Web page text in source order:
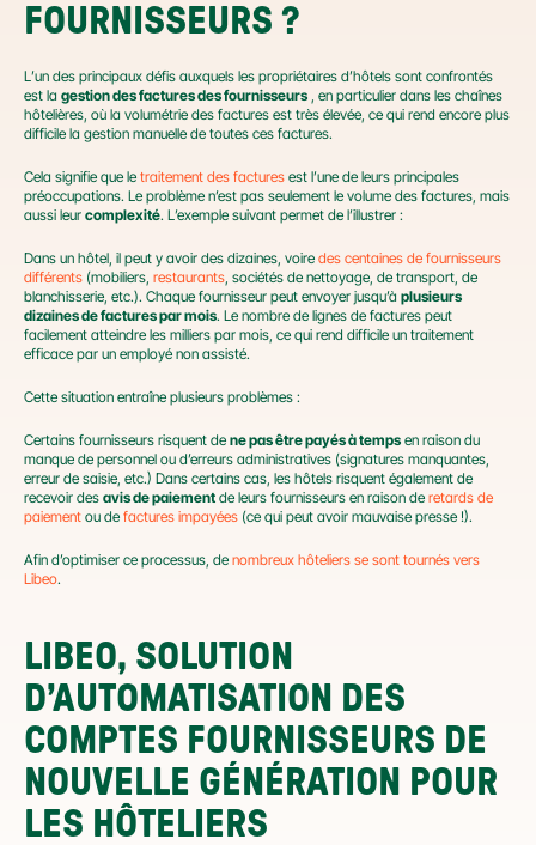
FOURNISSEURS ?
L’un des principaux défis auxquels les propriétaires d’hôtels sont confrontés
est la gestion des factures des fournisseurs , en particulier dans les chaînes
hôtelières, où la volumétrie des factures est très élevée, ce qui rend encore plus
difficile la gestion manuelle de toutes ces factures.
Cela signifie que le traitement des factures est l’une de leurs principales
préoccupations. Le problème n’est pas seulement le volume des factures, mais
aussi leur complexité. L’exemple suivant permet de l’illustrer :
Dans un hôtel, il peut y avoir des dizaines, voire des centaines de fournisseurs
différents (mobiliers, restaurants, sociétés de nettoyage, de transport, de
blanchisserie, etc.). Chaque fournisseur peut envoyer jusqu’à plusieurs
dizaines de factures par mois. Le nombre de lignes de factures peut
facilement atteindre les milliers par mois, ce qui rend difficile un traitement
efficace par un employé non assisté.
Cette situation entraîne plusieurs problèmes :
Certains fournisseurs risquent de ne pas être payés à temps en raison du
manque de personnel ou d’erreurs administratives (signatures manquantes,
erreur de saisie, etc.) Dans certains cas, les hôtels risquent également de
recevoir des avis de paiement de leurs fournisseurs en raison de retards de
paiement ou de factures impayées (ce qui peut avoir mauvaise presse !).
Afin d’optimiser ce processus, de nombreux hôteliers se sont tournés vers
Libeo.
LIBEO, SOLUTION
D’AUTOMATISATION DES
COMPTES FOURNISSEURS DE
NOUVELLE GÉNÉRATION POUR
LES HÔTELIERS